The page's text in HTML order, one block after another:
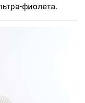
фиолета.